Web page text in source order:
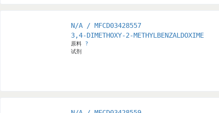
N/A / MFCD03428557
3,4-DIMETHOXY-2-METHYLBENZALDOXIME
原料 ?
试剂